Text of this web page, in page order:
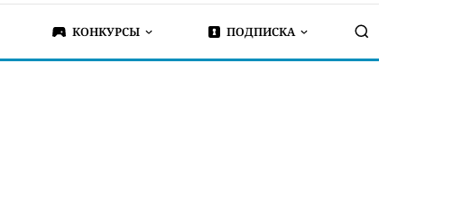
КОНКУРСЫ ПОДПИСКА